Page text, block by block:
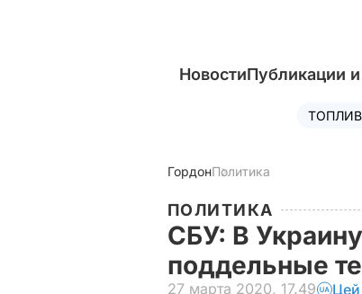
НовостиПубликации
ГордонПолитика
ПОЛИТИКА
СБУ: В
поддельные
27 марта 2020, 17.49 Цей